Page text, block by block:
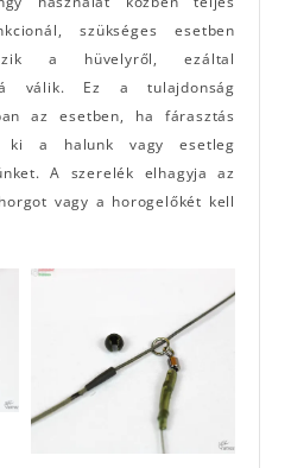
szükséges esetben
a hüvelyről, ezáltal
válik. Ez a tulajdonság
az esetben, ha fárasztás
ki a halunk vagy esetleg
A szerelék elhagyja az
vagy a horogelőkét kell